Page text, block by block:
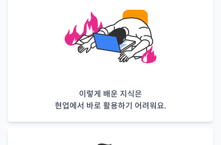
이렇게 배운 지식은
현업에서 바로 활용하기 어려워요.